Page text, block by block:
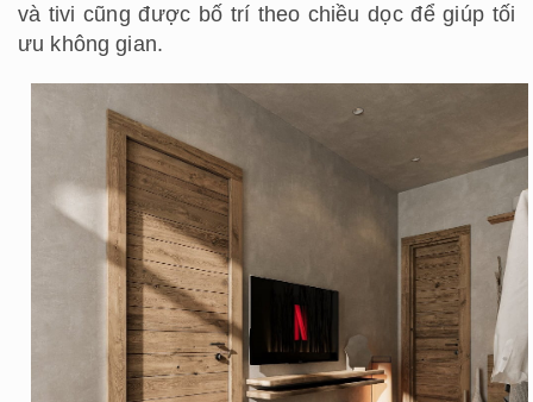
và tivi cũng được bố trí theo chiều dọc để giúp tối
ưu không gian.